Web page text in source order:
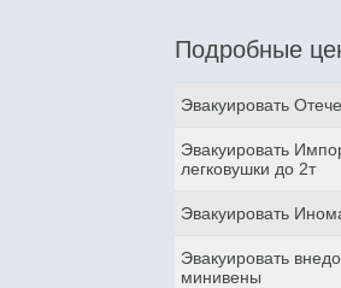
Подробные
Эвакуировать
Эвакуировать
легковушки до 2т
Эвакуировать
Эвакуировать
минивены